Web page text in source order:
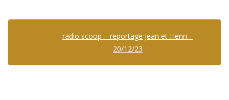
radio scoop – reportage Jean et Henri –
20/12/23